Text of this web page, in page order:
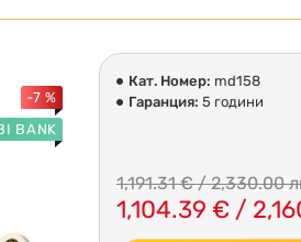
BANK
-7 %
Кат. Номер: md158
Гаранция: 5 години
1,104.39 € /
1,191.31 € / 2,330.00